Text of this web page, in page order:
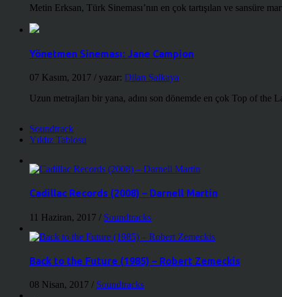
Metin Erksan, Türk Sineması’nın en çok tartışılan ve sansüre
Yönetmen Sineması: Jane Campion
07 Kasım, 2017 / yazar: Dilan Salkaya
Uzun metrajları bir yana, adını son dönemde en çok Top of the
Soundtrack
Yıldız Tablosu
Cadillac Records (2008) – Darnell Martin
11 Haziran, 2017 / Soundtracks
Back to the Future (1985) – Robert Zemeckis
08 Nisan, 2017 / Soundtracks